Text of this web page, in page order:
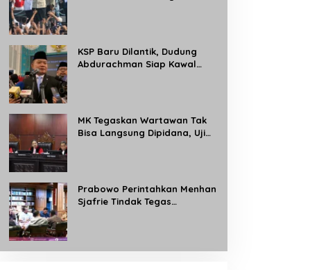
KSP Baru Dilantik, Dudung
Abdurachman Siap Kawal
MK Tegaskan Wartawan Tak
Bisa Langsung Dipidana, Uji
Prabowo Perintahkan Menhan
Sjafrie Tindak Tegas